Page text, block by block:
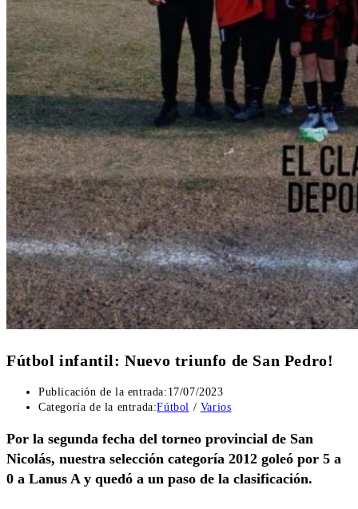
Fútbol infantil: Nuevo triunfo de San Pedro!
Publicación de la entrada: 17/07/2023
Categoría de la entrada:Fútbol / Varios
Por la segunda fecha del torneo provincial de San
Nicolás, nuestra selección categoría 2012 goleó por 5 a
0 a Lanus A y quedó a un paso de la clasificación.